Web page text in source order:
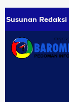
Susunan Redaksi